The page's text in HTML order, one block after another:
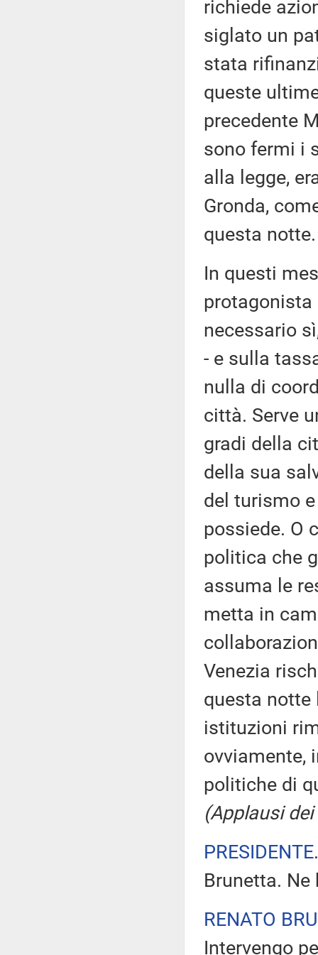
richiede
siglato un
stata
queste
precedente
sono fermi i
alla legge,
Gronda,
questa notte.
In questi
protagonista
necessario
- e sulla
nulla di
città. Serve
gradi della
della sua
del turismo
possiede. O
politica che
assuma le
metta in
Venezia
questa notte
istituzioni
ovviamente,
politiche di
(Applausi
PRESIDENTE
Brunetta.
RENATO
Intervengo